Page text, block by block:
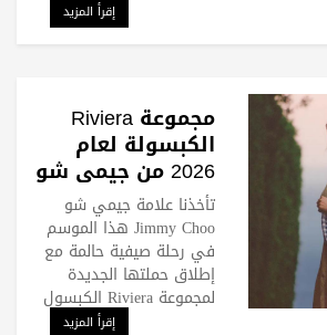
إقرأ المزيد
مجموعة Riviera
الكبسولة لعام
2026 من جيمي شو
Jimmy Choo
تأخذنا علامة جيمي شو
Jimmy Choo هذا الموسم
في رحلة صيفية حالمة مع
إطلاق حملتها الجديدة
لمجموعة Riviera الكبسول
إقرأ المزيد